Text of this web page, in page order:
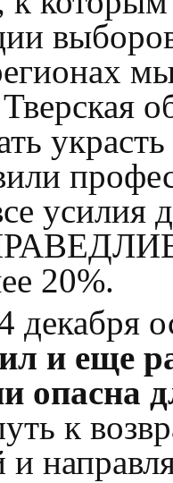
усилия
20%.
и еще
опасна
к
и